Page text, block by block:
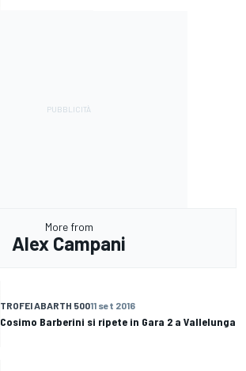
More from
Alex Campani
TROFEI ABARTH 50011 set 2016
Cosimo Barberini si ripete in Gara 2 a Vallelunga